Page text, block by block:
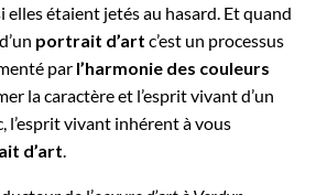
elles étaient jetés au hasard. Et quand
portrait d’art c’est un processus
par l’harmonie des couleurs
la caractère et l’esprit vivant d’un
l’esprit vivant inhérent à vous
d’art.